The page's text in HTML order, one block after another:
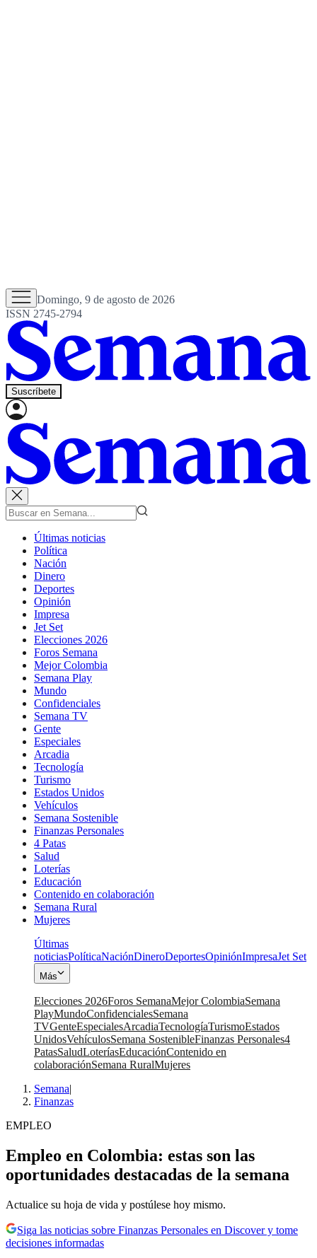
Domingo, 9 de agosto de 2026
ISSN 2745-2794
Suscríbete
Últimas noticias
Política
Nación
Dinero
Deportes
Opinión
Impresa
Jet Set
Elecciones 2026
Foros Semana
Mejor Colombia
Semana Play
Mundo
Confidenciales
Semana TV
Gente
Especiales
Arcadia
Tecnología
Turismo
Estados Unidos
Vehículos
Semana Sostenible
Finanzas Personales
4 Patas
Salud
Loterías
Educación
Contenido en colaboración
Semana Rural
Mujeres
Últimas
noticiasPolíticaNaciónDineroDeportesOpiniónImpresaJet Set
Más
Elecciones 2026Foros SemanaMejor ColombiaSemana
PlayMundoConfidencialesSemana
TVGenteEspecialesArcadiaTecnologíaTurismoEstados
UnidosVehículosSemana SostenibleFinanzas Personales4
PatasSaludLoteríasEducaciónContenido en
colaboraciónSemana RuralMujeres
Semana|
Finanzas
EMPLEO
Empleo en Colombia: estas son las
oportunidades destacadas de la semana
Actualice su hoja de vida y postúlese hoy mismo.
Siga las noticias sobre Finanzas Personales en Discover y tome
decisiones informadas